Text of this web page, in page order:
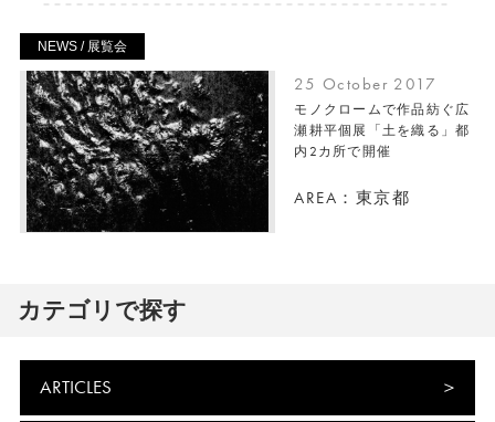
NEWS / 展覧会
25 October 2017
モノクロームで作品紡ぐ広
瀬耕平個展「土を織る」都
内2カ所で開催
AREA：東京都
カテゴリで探す
ARTICLES